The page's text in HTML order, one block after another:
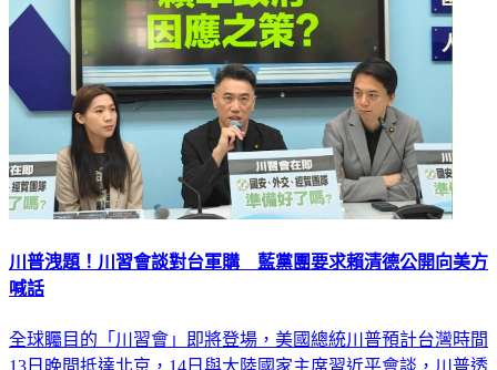
川普洩題！川習會談對台軍購 藍黨團要求賴清德公開向美方
喊話
全球矚目的「川習會」即將登場，美國總統川普預計台灣時間
13日晚間抵達北京，14日與大陸國家主席習近平會談，川普透